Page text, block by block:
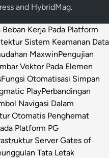
and HybridMag.
Kerja Pada Platform
Sistem Keamanan Data
MaxwinPengujian
Vektor Pada Elemen
Fungsi Otomatisasi Simpan
PlayPerbandingan
Navigasi Dalam
Otomatis Penghemat
Platform PG
Server Gates of
Tata Letak